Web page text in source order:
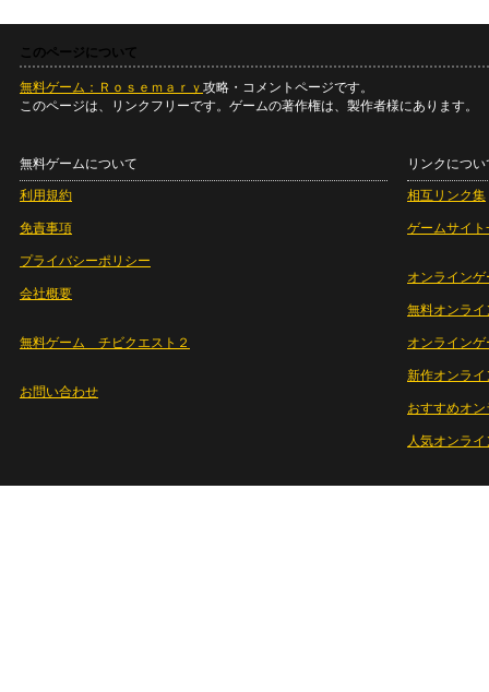
このページについて
無料ゲーム：Ｒｏｓｅｍａｒｙ 攻略・コメントページです。
このページは、リンクフリーです。ゲームの著作権は、製作者様にあります。
無料ゲームについて
利用規約
免責事項
プライバシーポリシー
会社概要
無料ゲーム チビクエスト２
お問い合わせ
リンクについ
相互リンク集
ゲームサイト
オンラインゲ
無料オンライ
オンライン
新作オンライ
おすすめオ
人気オンラ